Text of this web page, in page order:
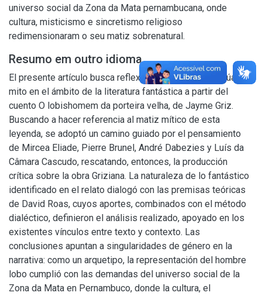
universo social da Zona da Mata pernambucana, onde
cultura, misticismo e sincretismo religioso
redimensionaram o seu matiz sobrenatural.
Resumo em outro idioma
El presente artículo busca reflexionar sobre cómo actúa el
mito en el ámbito de la literatura fantástica a partir del
cuento O lobishomem da porteira velha, de Jayme Griz.
Buscando a hacer referencia al matiz mítico de esta
leyenda, se adoptó un camino guiado por el pensamiento
de Mircea Eliade, Pierre Brunel, André Dabezies y Luís da
Câmara Cascudo, rescatando, entonces, la producción
crítica sobre la obra Griziana. La naturaleza de lo fantástico
identificado en el relato dialogó con las premisas teóricas
de David Roas, cuyos aportes, combinados con el método
dialéctico, definieron el análisis realizado, apoyado en los
existentes vínculos entre texto y contexto. Las
conclusiones apuntan a singularidades de género en la
narrativa: como un arquetipo, la representación del hombre
lobo cumplió con las demandas del universo social de la
Zona da Mata en Pernambuco, donde la cultura, el